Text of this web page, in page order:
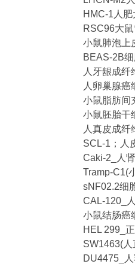
HMC-1人
RSC96大
小鼠肺泡上
BEAS-2B
人牙龈成纤
人卵巢腺癌
小鼠脂肪间
小鼠胚胎干
人真皮成纤
SCL-1；人
Caki-2_人
Tramp-C1(
sNF02.2细
CAL-120_
小鼠结肠癌
HEL 299_
SW1463(
DU4475_